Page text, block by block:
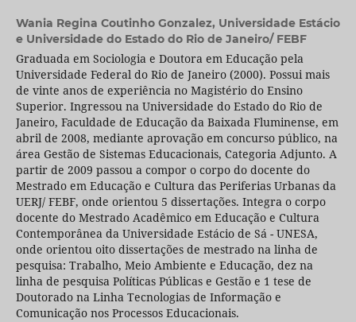
Wania Regina Coutinho Gonzalez, Universidade Estácio
e Universidade do Estado do Rio de Janeiro/ FEBF
Graduada em Sociologia e Doutora em Educação pela
Universidade Federal do Rio de Janeiro (2000). Possui mais
de vinte anos de experiência no Magistério do Ensino
Superior. Ingressou na Universidade do Estado do Rio de
Janeiro, Faculdade de Educação da Baixada Fluminense, em
abril de 2008, mediante aprovação em concurso público, na
área Gestão de Sistemas Educacionais, Categoria Adjunto. A
partir de 2009 passou a compor o corpo do docente do
Mestrado em Educação e Cultura das Periferias Urbanas da
UERJ/ FEBF, onde orientou 5 dissertações. Integra o corpo
docente do Mestrado Acadêmico em Educação e Cultura
Contemporânea da Universidade Estácio de Sá - UNESA,
onde orientou oito dissertações de mestrado na linha de
pesquisa: Trabalho, Meio Ambiente e Educação, dez na
linha de pesquisa Políticas Públicas e Gestão e 1 tese de
Doutorado na Linha Tecnologias de Informação e
Comunicação nos Processos Educacionais.